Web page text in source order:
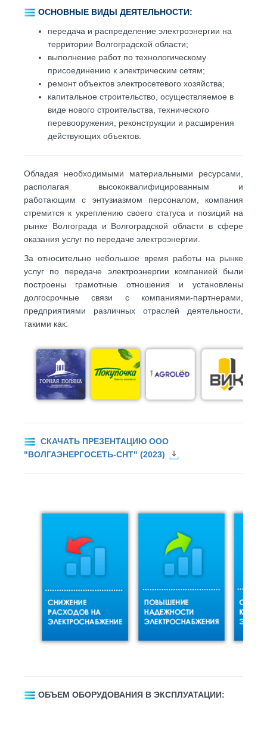
ОСНОВНЫЕ ВИДЫ ДЕЯТЕЛЬНОСТИ:
передача и распределение электроэнергии на
территории Волгоградской области;
выполнение работ по технологическому
присоединению к электрическим сетям;
ремонт объектов электросетевого хозяйства;
капитальное строительство, осуществляемое в
виде нового строительства, технического
перевооружения, реконструкции и расширения
действующих объектов.
Обладая необходимыми материальными ресурсами,
располагая высококвалифицированным и
работающим с энтузиазмом персоналом, компания
стремится к укреплению своего статуса и позиций на
рынке Волгограда и Волгоградской области в сфере
оказания услуг по передаче электроэнергии.
За относительно небольшое время работы на рынке
услуг по передаче электроэнергии компанией были
построены грамотные отношения и установлены
долгосрочные связи с компаниями-партнерами,
предприятиями различных отраслей деятельности,
такими как:
СКАЧАТЬ ПРЕЗЕНТАЦИЮ ООО
"ВОЛГАЭНЕРГОСЕТЬ-СНТ" (2023)
ОБЪЕМ ОБОРУДОВАНИЯ В ЭКСПЛУАТАЦИИ: